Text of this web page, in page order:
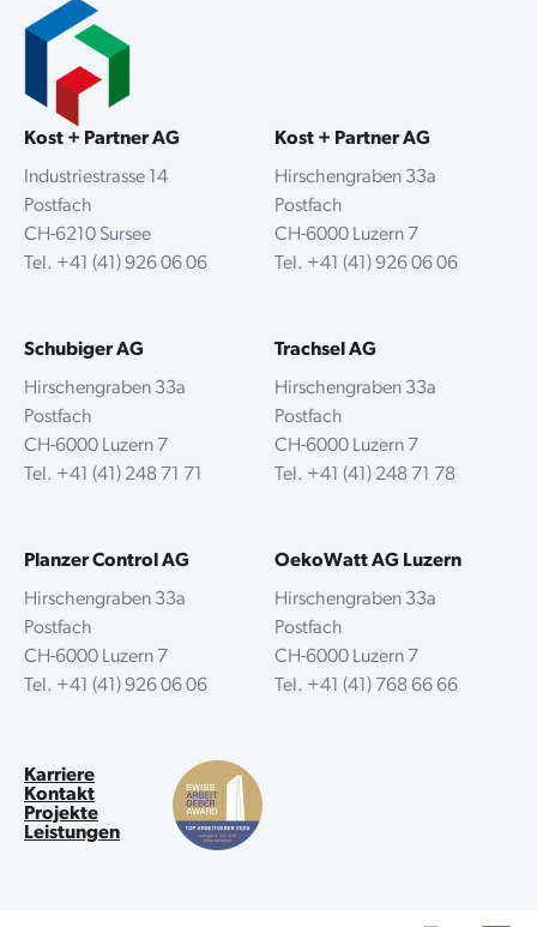
Kost + Partner AG
Industriestrasse 14
Postfach
CH-6210 Sursee
Tel. +41 (41) 926 06 06
Kost + Partner AG
Hirschengraben 33a
Postfach
CH-6000 Luzern 7
Tel. +41 (41) 926 06 06
Schubiger AG
Hirschengraben 33a
Postfach
CH-6000 Luzern 7
Tel. +41 (41) 248 71 71
Trachsel AG
Hirschengraben 33a
Postfach
CH-6000 Luzern 7
Tel. +41 (41) 248 71 78
Planzer Control AG
Hirschengraben 33a
Postfach
CH-6000 Luzern 7
Tel. +41 (41) 926 06 06
OekoWatt AG Luzern
Hirschengraben 33a
Postfach
CH-6000 Luzern 7
Tel. +41 (41) 768 66 66
Karriere
Kontakt
Projekte
Leistungen